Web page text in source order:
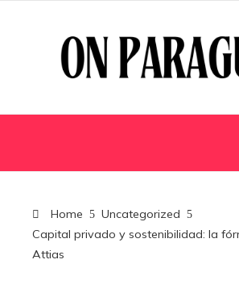
Home
Uncategorized
Capital privado y sostenibilidad: la
Attias